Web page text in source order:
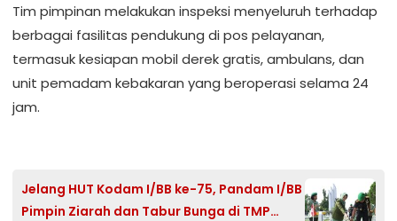
Tim pimpinan melakukan inspeksi menyeluruh terhadap
berbagai fasilitas pendukung di pos pelayanan,
termasuk kesiapan mobil derek gratis, ambulans, dan
unit pemadam kebakaran yang beroperasi selama 24
jam.
Jelang HUT Kodam I/BB ke-75, Pandam I/BB
Pimpin Ziarah dan Tabur Bunga di TMP